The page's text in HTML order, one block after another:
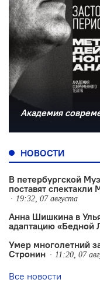
Академия
НОВОСТИ
В петербургской
поставят
19:32, 07 августа
Анна Шишкина в
адаптацию «Бедной
Умер многолетний
Стронин
11:20, 07
Все новости